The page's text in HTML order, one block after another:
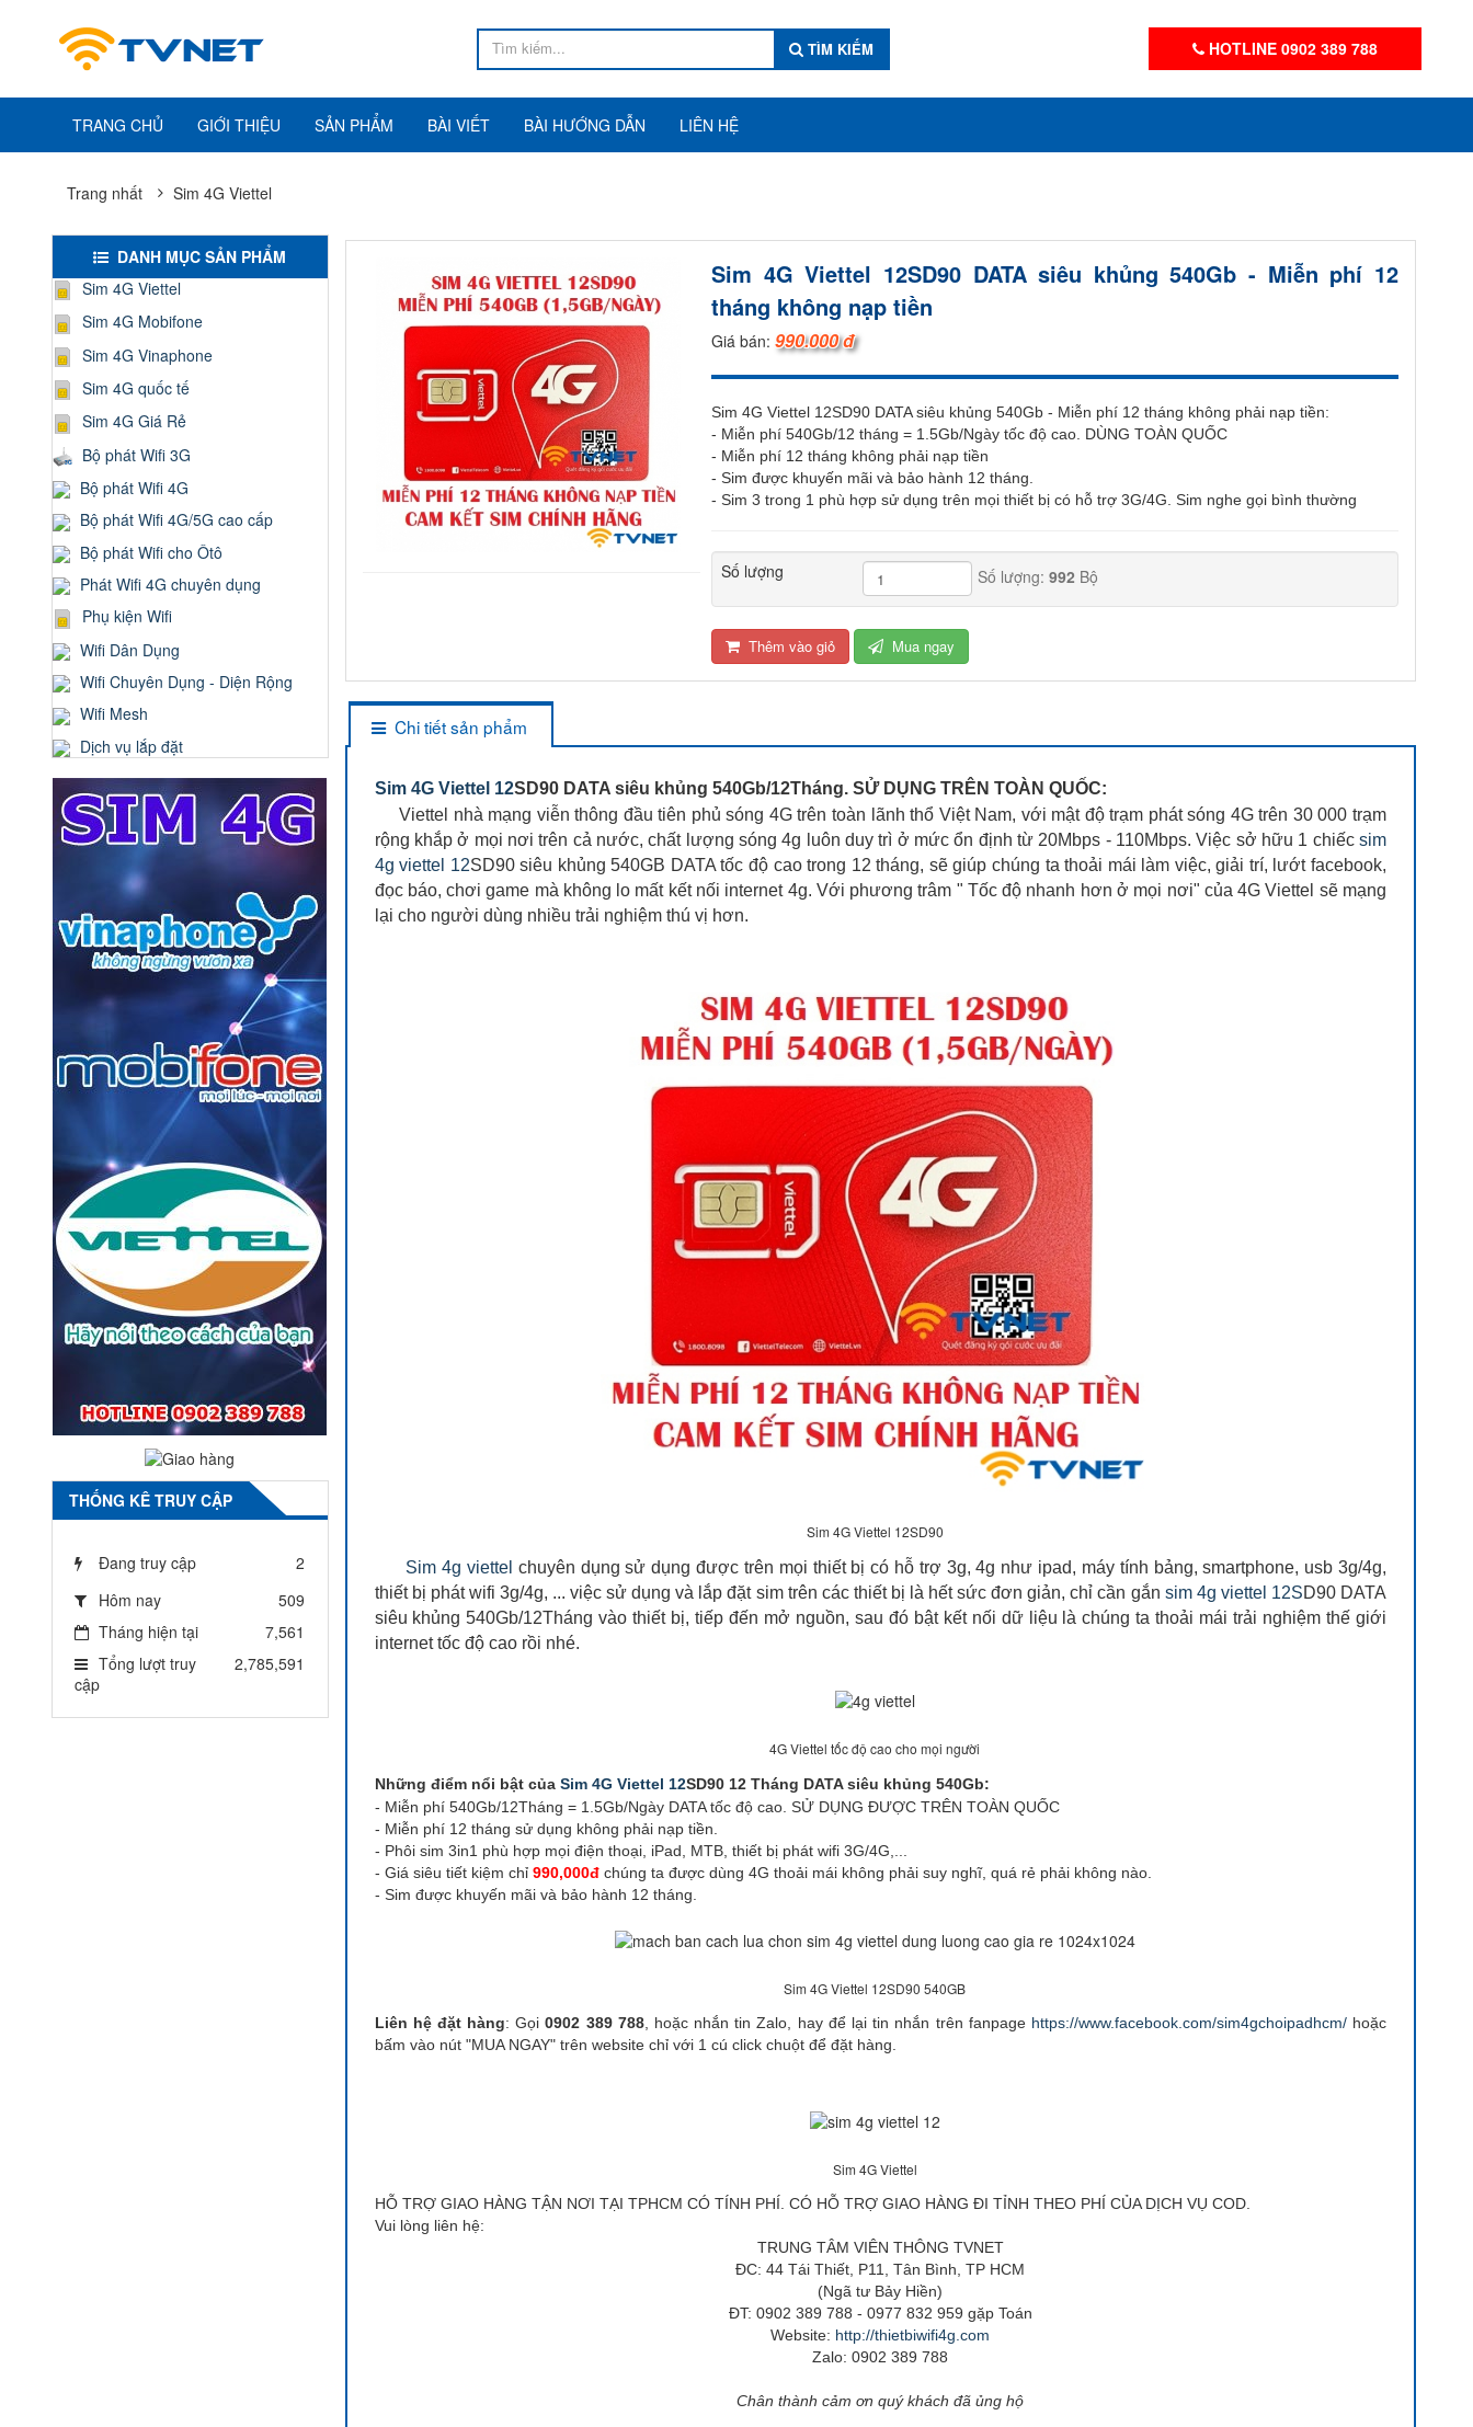
TÌM KIẾM HOTLINE 0902 389 788
TRANG CHỦ GIỚI THIỆU SẢN PHẨM BÀI VIẾT BÀI HƯỚNG DẪN LIÊN HỆ
Trang nhất Sim 4G Viettel
Sim 4G Viettel 12SD90 DATA siêu khủng 540Gb - Miễn phí 12
tháng không nạp tiền
Giá bán: 990.000 đ
Sim 4G Viettel 12SD90 DATA siêu khủng 540Gb - Miễn phí 12 tháng không phải nạp tiền:
- Miễn phí 540Gb/12 tháng = 1.5Gb/Ngày tốc độ cao. DÙNG TOÀN QUỐC
- Miễn phí 12 tháng không phải nạp tiền
- Sim được khuyến mãi và bảo hành 12 tháng.
- Sim 3 trong 1 phù hợp sử dụng trên mọi thiết bị có hỗ trợ 3G/4G. Sim nghe gọi bình thường
Số lượng Số lượng: 992 Bộ
Thêm vào giỏ Mua ngay
Chi tiết sản phẩm
Sim 4G Viettel 12SD90 DATA siêu khủng 540Gb/12Tháng. SỬ DỤNG TRÊN TOÀN QUỐC:
Viettel nhà mạng viễn thông đầu tiên phủ sóng 4G trên toàn lãnh thổ Việt Nam, với mật độ trạm phát sóng 4G trên 30 000 trạm
rộng khắp ở mọi nơi trên cả nước, chất lượng sóng 4g luôn duy trì ở mức ổn định từ 20Mbps - 110Mbps. Việc sở hữu 1 chiếc sim
4g viettel 12SD90 siêu khủng 540GB DATA tốc độ cao trong 12 tháng, sẽ giúp chúng ta thoải mái làm việc, giải trí, lướt facebook,
đọc báo, chơi game mà không lo mất kết nối internet 4g. Với phương trâm " Tốc độ nhanh hơn ở mọi nơi" của 4G Viettel sẽ mạng
lại cho người dùng nhiều trải nghiệm thú vị hơn.
Sim 4G Viettel 12SD90
Sim 4g viettel chuyên dụng sử dụng được trên mọi thiết bị có hỗ trợ 3g, 4g như ipad, máy tính bảng, smartphone, usb 3g/4g,
thiết bị phát wifi 3g/4g, ... việc sử dụng và lắp đặt sim trên các thiết bị là hết sức đơn giản, chỉ cần gắn sim 4g viettel 12SD90 DATA
siêu khủng 540Gb/12Tháng vào thiết bị, tiếp đến mở nguồn, sau đó bật kết nối dữ liệu là chúng ta thoải mái trải nghiệm thế giới
internet tốc độ cao rồi nhé.
4G Viettel tốc độ cao cho mọi người
Những điểm nổi bật của Sim 4G Viettel 12SD90 12 Tháng DATA siêu khủng 540Gb:
- Miễn phí 540Gb/12Tháng = 1.5Gb/Ngày DATA tốc độ cao. SỬ DỤNG ĐƯỢC TRÊN TOÀN QUỐC
- Miễn phí 12 tháng sử dụng không phải nạp tiền.
- Phôi sim 3in1 phù hợp mọi điện thoại, iPad, MTB, thiết bị phát wifi 3G/4G,...
- Giá siêu tiết kiệm chỉ 990,000đchúng ta được dùng 4G thoải mái không phải suy nghĩ, quá rẻ phải không nào.
- Sim được khuyến mãi và bảo hành 12 tháng.
Sim 4G Viettel 12SD90 540GB
Liên hệ đặt hàng: Gọi0902 389 788, hoặc nhắn tin Zalo, hay để lại tin nhắn trên fanpage https://www.facebook.com/sim4gchoipadhcm/hoặc
bấm vào nút "MUA NGAY" trên website chỉ với 1 cú click chuột để đặt hàng.
Sim 4G Viettel
HỖ TRỢ GIAO HÀNG TẬN NƠI TẠI TPHCM CÓ TÍNH PHÍ. CÓ HỖ TRỢ GIAO HÀNG ĐI TỈNH THEO PHÍ CỦA DỊCH VỤ COD.
Vui lòng liên hệ:
TRUNG TÂM VIÊN THÔNG TVNET
ĐC: 44 Tái Thiết, P11, Tân Bình, TP HCM
(Ngã tư Bảy Hiền)
ĐT: 0902 389 788 - 0977 832 959 gặp Toán
Website: http://thietbiwifi4g.com
Zalo: 0902 389 788
Chân thành cảm ơn quý khách đã ủng hộ
DANH MỤC SẢN PHẨM
Sim 4G Viettel
Sim 4G Mobifone
Sim 4G Vinaphone
Sim 4G quốc tế
Sim 4G Giá Rẻ
Bộ phát Wifi 3G
Bộ phát Wifi 4G
Bộ phát Wifi 4G/5G cao cấp
Bộ phát Wifi cho Ôtô
Phát Wifi 4G chuyên dụng
Phụ kiện Wifi
Wifi Dân Dụng
Wifi Chuyên Dụng - Diện Rộng
Wifi Mesh
Dịch vụ lắp đặt
THỐNG KÊ TRUY CẬP
Đang truy cập
2
Hôm nay
509
Tháng hiện tại
7,561
Tổng lượt truy
cập
2,785,591